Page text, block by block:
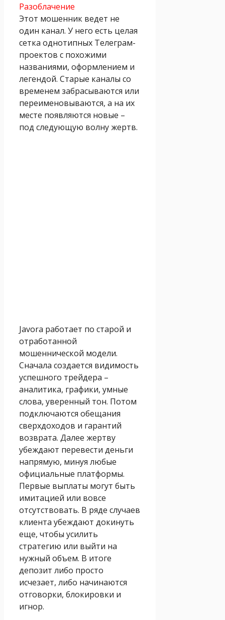
Разоблачение
Этот мошенник ведет не
один канал. У него есть целая
сетка однотипных Телеграм-
проектов с похожими
названиями, оформлением и
легендой. Старые каналы со
временем забрасываются или
переименовываются, а на их
месте появляются новые –
под следующую волну жертв.
Javora работает по старой и
отработанной
мошеннической модели.
Сначала создается видимость
успешного трейдера –
аналитика, графики, умные
слова, уверенный тон. Потом
подключаются обещания
сверхдоходов и гарантий
возврата. Далее жертву
убеждают перевести деньги
напрямую, минуя любые
официальные платформы.
Первые выплаты могут быть
имитацией или вовсе
отсутствовать. В ряде случаев
клиента убеждают докинуть
еще, чтобы усилить
стратегию или выйти на
нужный объем. В итоге
депозит либо просто
исчезает, либо начинаются
отговорки, блокировки и
игнор.